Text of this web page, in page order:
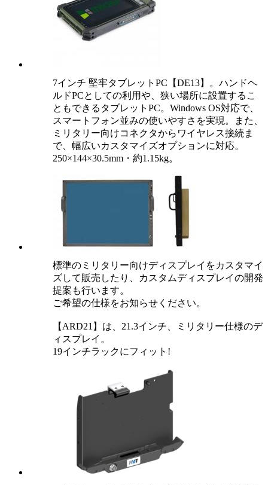
7インチ 堅牢タブレットPC【DE13】。ハンドヘ
ルドPCとしての利用や、狭い場所に設置するこ
ともできるタブレットPC。Windows OS対応で、
スマートフォン並みの使いやすさを実現。また、
ミリタリー向けコネクタからワイヤレス接続ま
で、幅広いカスタマイズオプションに対応。
250×144×30.5mm・約1.15kg。
標準のミリタリー向けディスプレイをカスタマイ
ズして販売したり、カスタムディスプレイの開発
提案も行います。
ご希望の仕様をお知らせください。
【ARD21】は、21.3インチ、ミリタリー仕様のデ
ィスプレイ。
19インチラックにフィット!